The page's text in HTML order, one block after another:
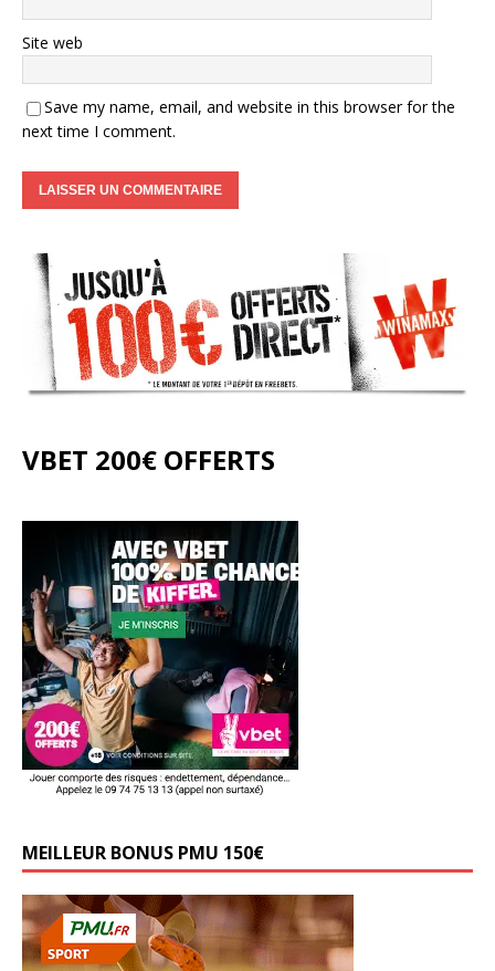
Site web
Save my name, email, and website in this browser for the
next time I comment.
VBET 200€ OFFERTS
MEILLEUR BONUS PMU 150€